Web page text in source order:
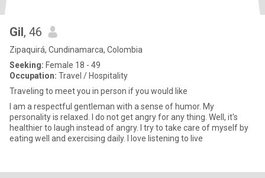
Gil, 46
Zipaquirá, Cundinamarca, Colombia
Seeking: Female 18 - 49
Occupation: Travel / Hospitality
Traveling to meet you in person if you would like
I am a respectful gentleman with a sense of humor. My
personality is relaxed. I do not get angry for any thing. Well, it's
healthier to laugh instead of angry. I try to take care of myself by
eating well and exercising daily. I love listening to live